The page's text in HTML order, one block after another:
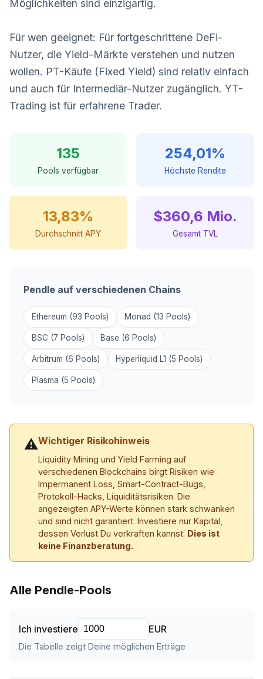
Möglichkeiten sind einzigartig.
Für wen geeignet: Für fortgeschrittene DeFi-
Nutzer, die Yield-Märkte verstehen und nutzen
wollen. PT-Käufe (Fixed Yield) sind relativ einfach
und auch für Intermediär-Nutzer zugänglich. YT-
Trading ist für erfahrene Trader.
135
Pools verfügbar
254,01%
Höchste Rendite
13,83%
Durchschnitt APY
$360,6 Mio.
Gesamt TVL
Pendle auf verschiedenen Chains
Ethereum (93 Pools) Monad (13 Pools)
BSC (7 Pools) Base (6 Pools)
Arbitrum (6 Pools) Hyperliquid L1 (5 Pools)
Plasma (5 Pools)
⚠Wichtiger Risikohinweis
Liquidity Mining und Yield Farming auf
verschiedenen Blockchains birgt Risiken wie
Impermanent Loss, Smart-Contract-Bugs,
Protokoll-Hacks, Liquiditätsrisiken. Die
angezeigten APY-Werte können stark schwanken
und sind nicht garantiert. Investiere nur Kapital,
dessen Verlust Du verkraften kannst. Dies ist
keine Finanzberatung.
Alle Pendle-Pools
Ich investiere EUR
Die Tabelle zeigt Deine möglichen Erträge